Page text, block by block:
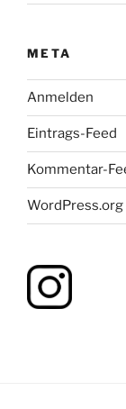
META
Anmelden
Eintrags-Feed
Kommentar-
WordPress.org